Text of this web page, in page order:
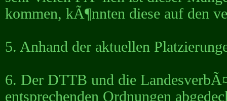
kommen, kÃ¶nnten diese auf den
5. Anhand der aktuellen
6. Der DTTB und die
entsprechenden Ordnungen